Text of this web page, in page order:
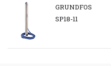
GRUNDFOS
SP18-11